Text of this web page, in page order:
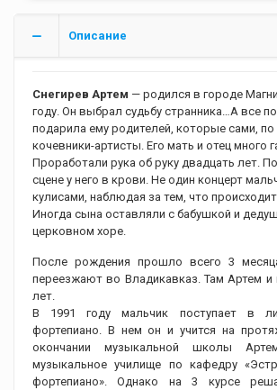
Описание
Снегирев Артем — родился в городе
году. Он выбрал судьбу странника…А все
подарила ему родителей, которые сами, по
кочевники-артисты. Его мать и отец много
Проработали рука об руку двадцать лет.
сцене у него в крови. Не один концерт
кулисами, наблюдая за тем, что
Иногда сына оставляли с бабушкой и
церковном хоре.
После рождения прошло всего 3
переезжают во Владикавказ. Там Артем
лет.
В 1991 году мальчик поступает в
фортепиано. В нем он и учится на
окончании музыкальной школы
музыкальное училище по кафедру
фортепиано». Однако на 3 курсе